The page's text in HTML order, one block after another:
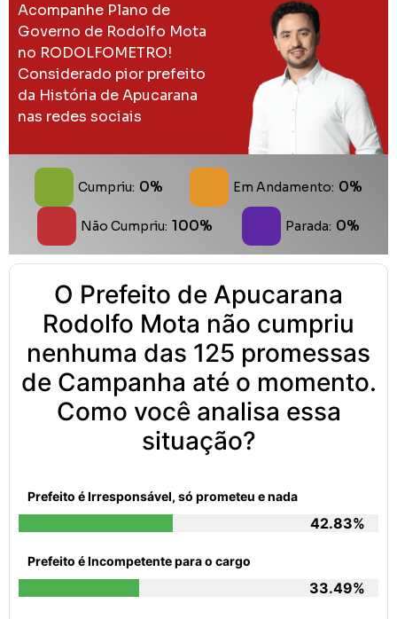
Acompanhe Plano de
Governo de Rodolfo Mota
no RODOLFOMETRO!
Considerado pior prefeito
da História de Apucarana
nas redes sociais
Cumpriu: 0% Em Andamento: 0%
Não Cumpriu: 100% Parada: 0%
O Prefeito de Apucarana
Rodolfo Mota não cumpriu
nenhuma das 125 promessas
de Campanha até o momento.
Como você analisa essa
situação?
Prefeito é Irresponsável, só prometeu e nada
42.83%
Prefeito é Incompetente para o cargo
33.49%